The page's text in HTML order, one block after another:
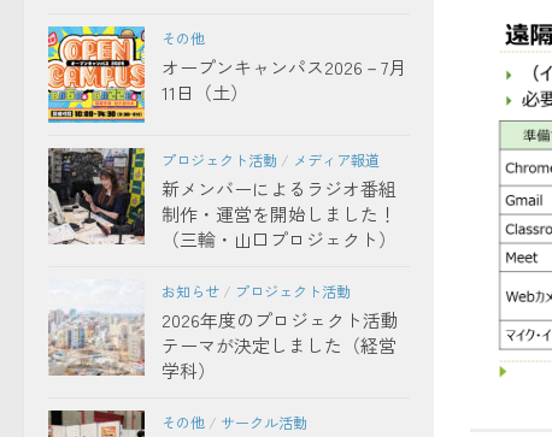
その他
オープンキャンパス2026－7月
11日（土）
プロジェクト活動 / メディア報道
新メンバーによるラジオ番組
制作・運営を開始しました！
（三輪・山口プロジェクト）
お知らせ / プロジェクト活動
2026年度のプロジェクト活動
テーマが決定しました（経営
学科）
その他 / サークル活動